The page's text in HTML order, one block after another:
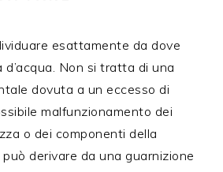
esattamente da dove
Non si tratta di una
dovuta a un eccesso di
malfunzionamento dei
o dei componenti della
derivare da una guarnizione